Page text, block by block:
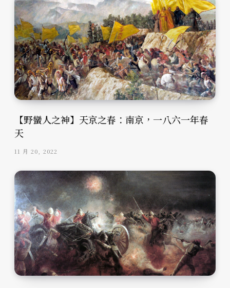
【野蠻人之神】天京之春：南京，一八六一年春
天
11 月 20, 2022